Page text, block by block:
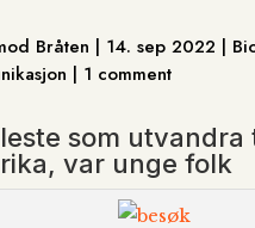
Bråten | 14. sep 2022 |
| 1 comment
som utvandra
var unge folk